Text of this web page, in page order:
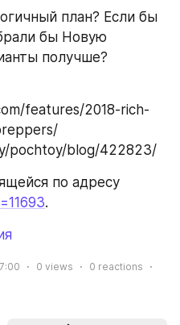
план? Если бы
бы Новую
получше?
pochtoy/blog/422823/
.
0 views 0 reactions